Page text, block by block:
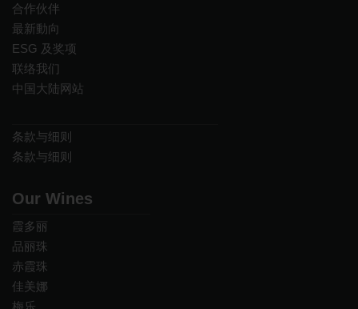
合作伙伴
最新動向
ESG 及奖项
联络我们
中国大陆网站
条款与细则
条款与细则
Our Wines
霞多丽
品丽珠
赤霞珠
佳美娜
梅乐